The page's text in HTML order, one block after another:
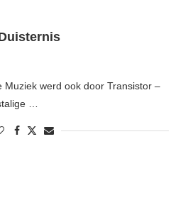
Muziek werd ook door Transistor –
…